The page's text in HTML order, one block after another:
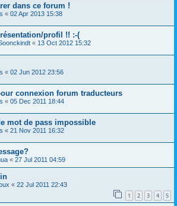
dans ce forum !
« 02 Apr 2013 15:38
profil !! :-(
« 13 Oct 2012 15:32
« 02 Jun 2012 23:56
connexion forum traducteurs
« 05 Dec 2011 18:44
mot de pass impossible
« 21 Nov 2011 16:32
« 27 Jul 2011 04:59
« 22 Jul 2011 22:43
1 2 3 4 5